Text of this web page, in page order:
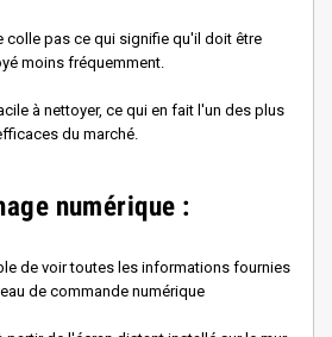
colle pas ce qui signifie qu'il doit être
moins fréquemment.
à nettoyer, ce qui en fait l'un des plus
du marché.
numérique :
de voir toutes les informations fournies
de commande numérique